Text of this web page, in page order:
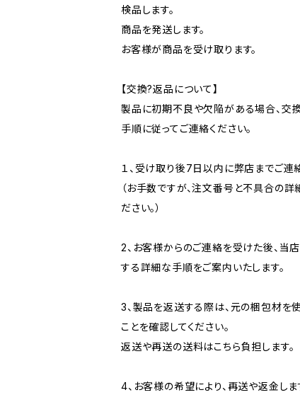
検品します。
商品を発送します。
お客様が商品を受け取ります。
【交換?返品について】
製品に初期不良や欠陥がある場合、交
手順に従ってご連絡ください。
１、受け取り後7日以内に弊店までご連
（お手数ですが、注文番号と不具合の詳
ださい。）
2、お客様からのご連絡を受けた後、当
する詳細な手順をご案内いたします。
3、製品を返送する際は、元の梱包材を
ことを確認してください。
返送や再送の送料はこちら負担します。
4、お客様の希望により、再送や返金しま